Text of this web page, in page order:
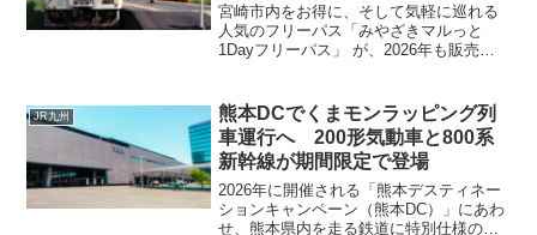
宮崎市内をお得に、そして気軽に巡れる
人気のフリーパス「みやざきマルっと
1Dayフリーパス」 が、2026年も販売さ
1日乗り放題で、しかも大人500円 という
破格の価格...
JR九州
熊本DCでくまモンラッピング列
車運行へ 200形気動車と800系
新幹線が期間限定で登場
2026年に開催される「熊本デスティネー
ションキャンペーン（熊本DC）」にあわ
せ、熊本県内を走る鉄道に特別仕様のラ